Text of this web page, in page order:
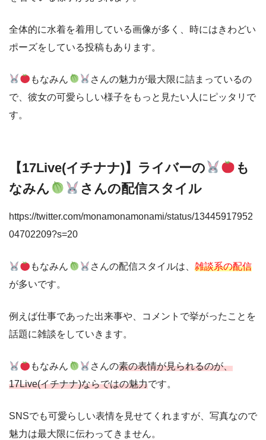
全体的に水着を着用している画像が多く、時にはきわどい
ポーズをしている投稿もあります。
もなみん
さんの魅力が最大限に詰まっているの
で、彼女の可愛らしい様子をもっと見たい人にピッタリで
す。
【17Live(イチナナ)】ライバーの
も
なみん
さんの配信スタイル
https://twitter.com/monamonamonami/status/13445917952
04702209?s=20
もなみん さんの配信スタイルは、 雑談系の配信
が多いです。
例えば仕事であった出来事や、コメントで挙がったことを
話題に雑談をしていきます。
もなみん さんの素の表情が見られるのが、
17Live(イチナナ)ならではの魅力です。
SNSでも可愛らしい表情を見せてくれますが、写真なので
魅力は最大限に伝わってきません。